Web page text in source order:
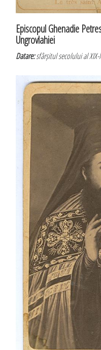
Episcopul Ghenadie
Ungrovlahiei
Datare:sfârșitul secolului al